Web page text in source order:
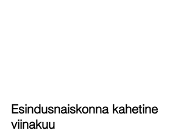
Esindusnaiskonna kahetine
viinakuu